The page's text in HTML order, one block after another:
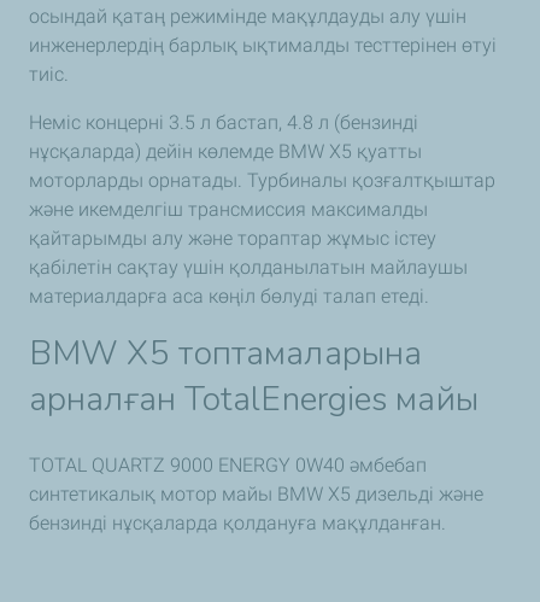
осындай қатаң режимінде мақұлдауды алу үшін
инженерлердің барлық ықтималды тесттерінен өтуі
тиіс.
Неміс концерні 3.5 л бастап, 4.8 л (бензинді
нұсқаларда) дейін көлемде BMW X5 қуатты
моторларды орнатады. Турбиналы қозғалтқыштар
және икемделгіш трансмиссия максималды
қайтарымды алу және тораптар жұмыс істеу
қабілетін сақтау үшін қолданылатын майлаушы
материалдарға аса көңіл бөлуді талап етеді.
BMW X5 топтамаларына
арналған TotalEnergies майы
TOTAL QUARTZ 9000 ENERGY 0W40 әмбебап
синтетикалық мотор майы BMW X5 дизельді және
бензинді нұсқаларда қолдануға мақұлданған.